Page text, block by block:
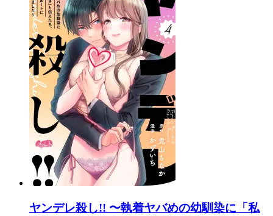
ヤンデレ殺し!! 〜執着ヤバめの幼馴染に「私